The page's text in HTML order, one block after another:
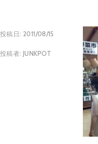
投稿日: 2011/08/15
投稿者: JUNKPOT